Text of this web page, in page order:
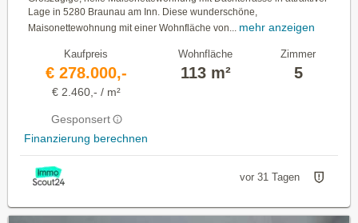
Lage in 5280 Braunau am Inn. Diese wunderschöne,
Maisonettewohnung mit einer Wohnfläche von... mehr anzeigen
Kaufpreis
€ 278.000,-
€ 2.460,- / m²
Gesponsert
Finanzierung berechnen
Wohnfläche
113 m²
Zimmer
5
vor 31 Tagen